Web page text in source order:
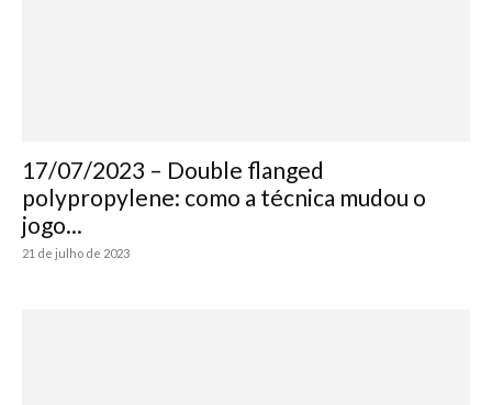
17/07/2023 – Double flanged
polypropylene: como a técnica mudou o
jogo...
21 de julho de 2023